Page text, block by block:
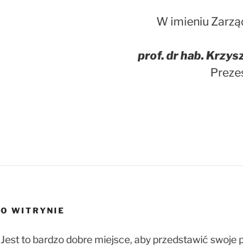
W imieniu
prof. dr hab.
O WITRYNIE
Jest to bardzo dobre miejsce, aby przedstawić